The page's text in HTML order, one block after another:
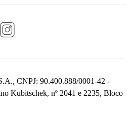
CNPJ: 90.400.888/0001-42 -
Kubitschek, nº 2041 e 2235, Bloco